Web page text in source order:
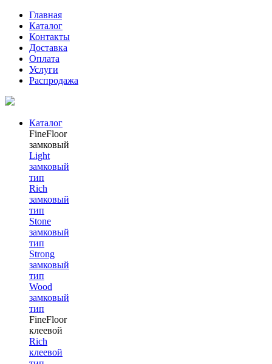
Главная
Каталог
Контакты
Доставка
Оплата
Услуги
Распродажа
Каталог
FineFloor
замковый
Light
замковый
тип
Rich
замковый
тип
Stone
замковый
тип
Strong
замковый
тип
Wood
замковый
тип
FineFloor
клеевой
Rich
клеевой